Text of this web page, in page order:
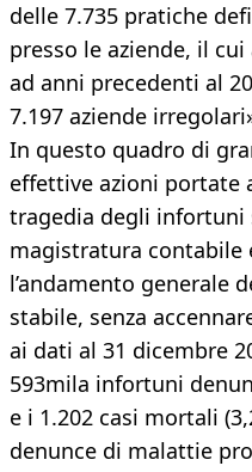
delle 7.735 pratiche
presso le aziende, il
ad anni precedenti al
7.197 aziende
In questo quadro di
effettive azioni portate
tragedia degli infortuni
magistratura contabile
l’andamento generale
stabile, senza
ai dati al 31 dicembre
593mila infortuni
e i 1.202 casi mortali
denunce di malattie